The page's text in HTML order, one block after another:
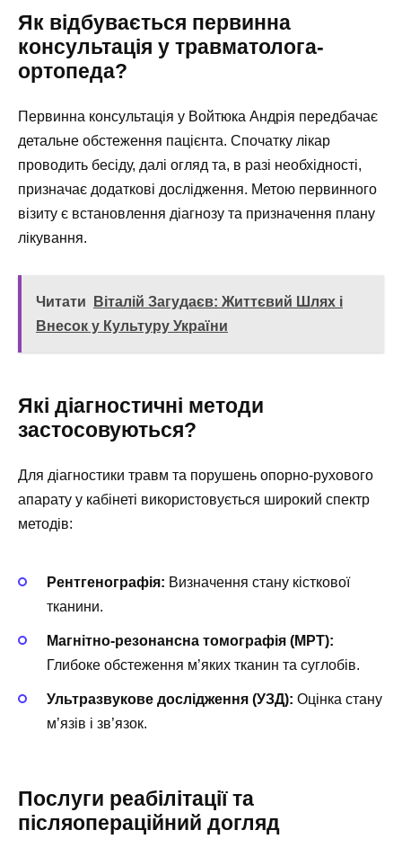
Як відбувається первинна
консультація у травматолога-
ортопеда?
Первинна консультація у Войтюка Андрія передбачає
детальне обстеження пацієнта. Спочатку лікар
проводить бесіду, далі огляд та, в разі необхідності,
призначає додаткові дослідження. Метою первинного
візиту є встановлення діагнозу та призначення плану
лікування.
Читати
Віталій Загудаєв: Життєвий Шлях і
Внесок у Культуру України
Які діагностичні методи
застосовуються?
Для діагностики травм та порушень опорно-рухового
апарату у кабінеті використовується широкий спектр
методів:
Рентгенографія: Визначення стану кісткової
тканини.
Магнітно-резонансна томографія (МРТ):
Глибоке обстеження м’яких тканин та суглобів.
Ультразвукове дослідження (УЗД): Оцінка стану
м’язів і зв’язок.
Послуги реабілітації та
післяопераційний догляд